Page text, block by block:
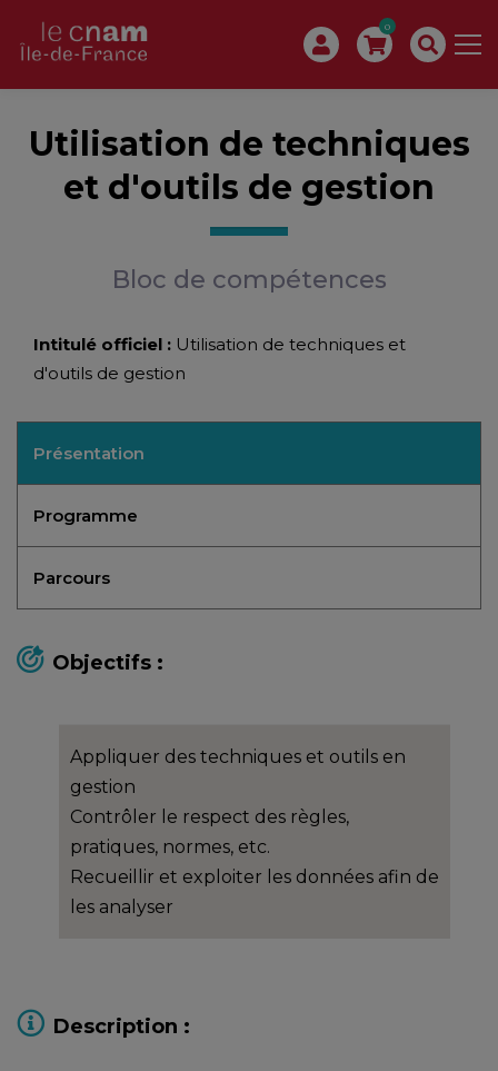
0
Utilisation de techniques
et d'outils de gestion
Bloc de compétences
Intitulé officiel : Utilisation de techniques et
d'outils de gestion
Présentation
Programme
Parcours
Objectifs :
Appliquer des techniques et outils en
gestion
Contrôler le respect des règles,
pratiques, normes, etc.
Recueillir et exploiter les données afin de
les analyser
Description :